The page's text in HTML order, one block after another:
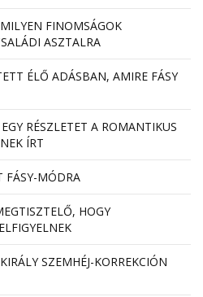
FINOMSÁGOK
ASZTALRA
ÉLŐ ADÁSBAN, AMIRE FÁSY
RÉSZLETET A ROMANTIKUS
ÍRT
FÁSY-MÓDRA
HOGY
SZEMHÉJ-KORREKCIÓN